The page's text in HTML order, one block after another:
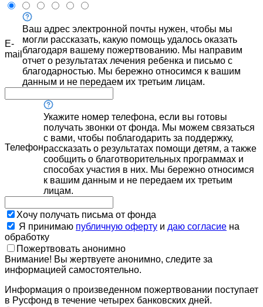
E-
mail
Ваш адрес электронной почты нужен, чтобы мы
могли рассказать, какую помощь удалось оказать
благодаря вашему пожертвованию. Мы направим
отчет о результатах лечения ребенка и письмо с
благодарностью. Мы бережно относимся к вашим
данным и не передаем их третьим лицам.
Телефон
Укажите номер телефона, если вы готовы
получать звонки от фонда. Мы можем связаться
с вами, чтобы поблагодарить за поддержку,
рассказать о результатах помощи детям, а также
сообщить о благотворительных программах и
способах участия в них. Мы бережно относимся
к вашим данным и не передаем их третьим
лицам.
Хочу получать письма от фонда
Я принимаю публичную оферту и даю согласие на
обработку
Пожертвовать анонимно
Внимание! Вы жертвуете анонимно, следите за
информацией самостоятельно.
Информация о произведенном пожертвовании поступает
в Русфонд в течение четырех банковских дней.